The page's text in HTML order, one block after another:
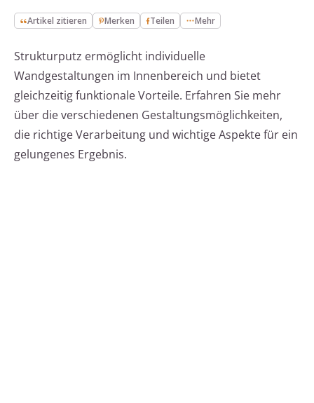
Artikel zitieren Merken Teilen Mehr
Strukturputz ermöglicht individuelle
Wandgestaltungen im Innenbereich und bietet
gleichzeitig funktionale Vorteile. Erfahren Sie mehr
über die verschiedenen Gestaltungsmöglichkeiten,
die richtige Verarbeitung und wichtige Aspekte für ein
gelungenes Ergebnis.